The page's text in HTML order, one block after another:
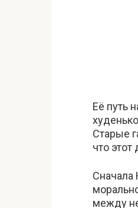
Её путь
Старые
что
Сначала
между